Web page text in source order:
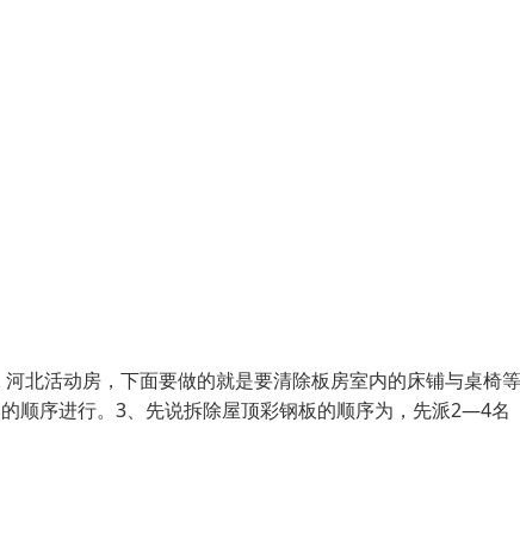
北活动房，下面要做的就是要清除板房室内的床铺与桌椅
顺序进行。3、先说拆除屋顶彩钢板的顺序为，先派2—4名